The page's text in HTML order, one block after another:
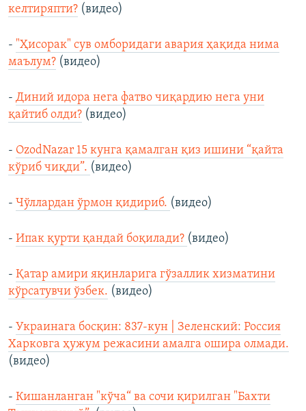
келтиряпти? (видео)
- "Ҳисорак" сув омборидаги авария ҳақида нима
маълум? (видео)
- Диний идора нега фатво чиқардию нега уни
қайтиб олди? (видео)
- OzodNazar 15 кунга қамалган қиз ишини “қайта
кўриб чиқди”. (видео)
- Чўллардан ўрмон қидириб. (видео)
- Ипак қурти қандай боқилади? (видео)
- Қатар амири яқинларига гўзаллик хизматини
кўрсатувчи ўзбек. (видео)
- Украинага босқин: 837-кун | Зеленский: Россия
Харковга ҳужум режасини амалга ошира олмади.
(видео)
- Кишанланган "кўча“ ва сочи қирилган "Бахти